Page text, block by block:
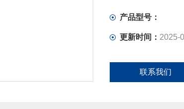
产品型号：
更新时间： 2025-
联系我们